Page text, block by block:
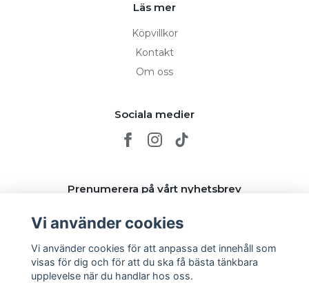
Läs mer
Köpvillkor
Kontakt
Om oss
Sociala medier
Prenumerera på vårt nyhetsbrev
Vi använder cookies
Vi använder cookies för att anpassa det innehåll som
visas för dig och för att du ska få bästa tänkbara
upplevelse när du handlar hos oss.